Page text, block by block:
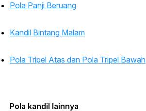
Pola Panji Beruang
Kandil Bintang Malam
Pola Tripel Atas dan Pola Tripel Bawah
Pola kandil lainnya